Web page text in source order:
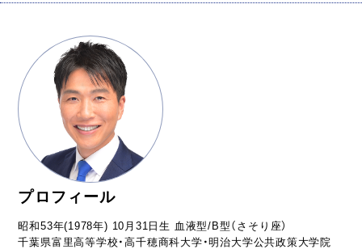
プロフィール
昭和53年(1978年) 10月31日生 血液型/B型（さそり座）
千葉県富里高等学校・高千穂商科大学・明治大学公共政策大学院